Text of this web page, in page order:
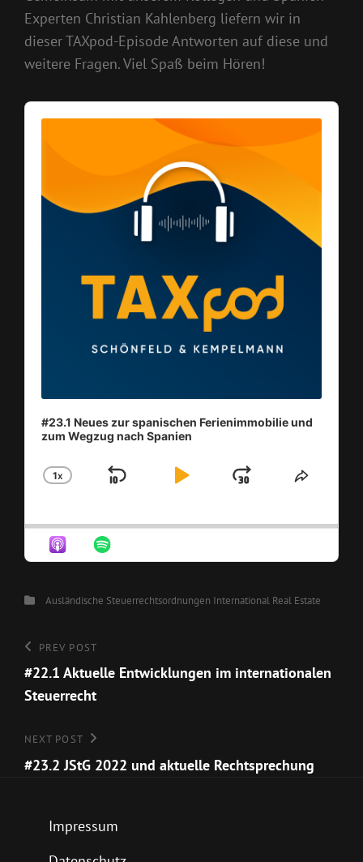
Experten Christian Kahlenberg liefern wir in
dieser TAXpod-Episode Antworten auf diese und
weitere Fragen. Viel Spaß beim Hören!
Audio
Player
#23.1 Neues zur spanischen Ferienimmobilie und
zum Wegzug nach Spanien
CHANGE
1X
SKIP
PLAYJUMPSHARE
CategoriesAusländische Steuerrechtsordnungen International Real Estate
Beitragsnavigation
Previous
Post
PREV POST
#22.1 Aktuelle Entwicklungen im internationalen
Steuerrecht
Next
Post
NEXT POST
#23.2 JStG 2022 und aktuelle Rechtsprechung
Impressum